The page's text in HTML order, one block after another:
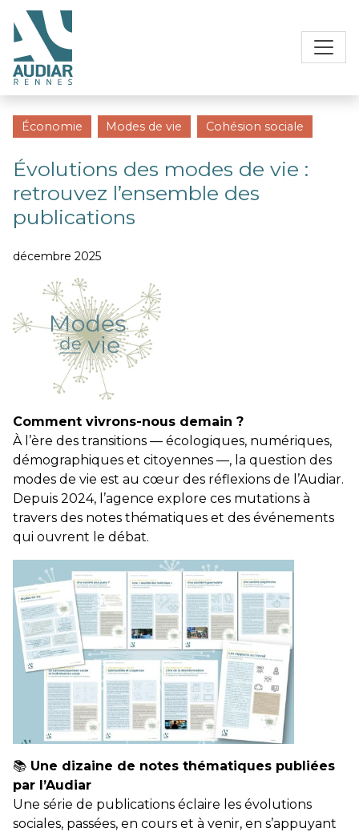
Économie Modes de vie Cohésion sociale
Évolutions des modes de vie :
retrouvez l’ensemble des
publications
décembre 2025
Comment vivrons-nous demain ?
À l’ère des transitions — écologiques, numériques,
démographiques et citoyennes —, la question des
modes de vie est au cœur des réflexions de l’Audiar.
Depuis 2024, l’agence explore ces mutations à
travers des notes thématiques et des événements
qui ouvrent le débat.
📚 Une dizaine de notes thématiques publiées
par l’Audiar
Une série de publications éclaire les évolutions
sociales, passées, en cours et à venir, en s’appuyant